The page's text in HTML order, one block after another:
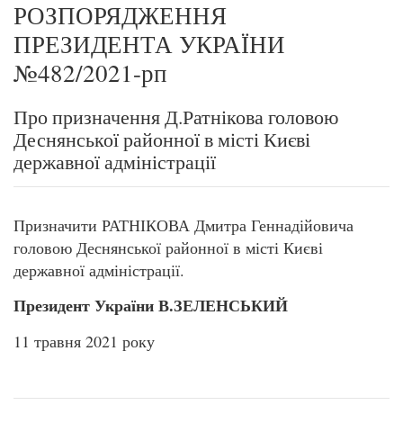
РОЗПОРЯДЖЕННЯ
ПРЕЗИДЕНТА УКРАЇНИ
№482/2021-рп
Про призначення Д.Ратнікова головою
Деснянської районної в місті Києві
державної адміністрації
Призначити РАТНІКОВА Дмитра Геннадійовича
головою Деснянської районної в місті Києві
державної адміністрації.
Президент України В.ЗЕЛЕНСЬКИЙ
11 травня 2021 року